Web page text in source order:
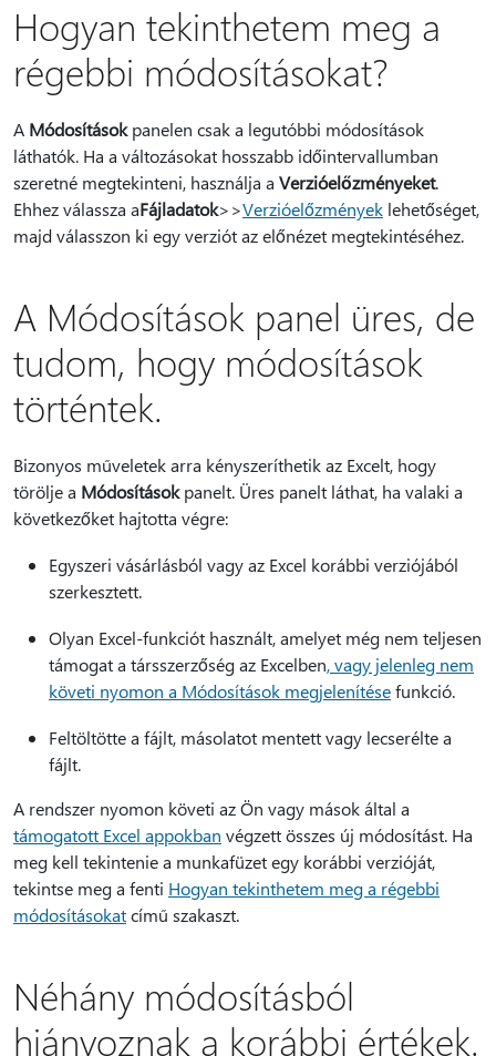
Hogyan tekinthetem meg a
régebbi módosításokat?
A Módosításokpanelen csak a legutóbbi módosítások
láthatók. Ha a változásokat hosszabb időintervallumban
szeretné megtekinteni, használja a Verzióelőzményeket.
Ehhez válassza aFájladatok>>Verzióelőzmények lehetőséget,
majd válasszon ki egy verziót az előnézet megtekintéséhez.
A Módosítások panel üres, de
tudom, hogy módosítások
történtek.
Bizonyos műveletek arra kényszeríthetik az Excelt, hogy
törölje a Módosításokpanelt. Üres panelt láthat, ha valaki a
következőket hajtotta végre:
Egyszeri vásárlásból vagy az Excel korábbi verziójából
szerkesztett.
Olyan Excel-funkciót használt, amelyet még nem teljesen
támogat a társszerzőség az Excelben, vagy jelenleg nem
követi nyomon a Módosítások megjelenítésefunkció.
Feltöltötte a fájlt, másolatot mentett vagy lecserélte a
fájlt.
A rendszer nyomon követi az Ön vagy mások által a
támogatott Excel appokban végzett összes új módosítást. Ha
meg kell tekintenie a munkafüzet egy korábbi verzióját,
tekintse meg a fenti Hogyan tekinthetem meg a régebbi
módosításokatcímű szakaszt.
Néhány módosításból
hiányoznak a korábbi értékek.